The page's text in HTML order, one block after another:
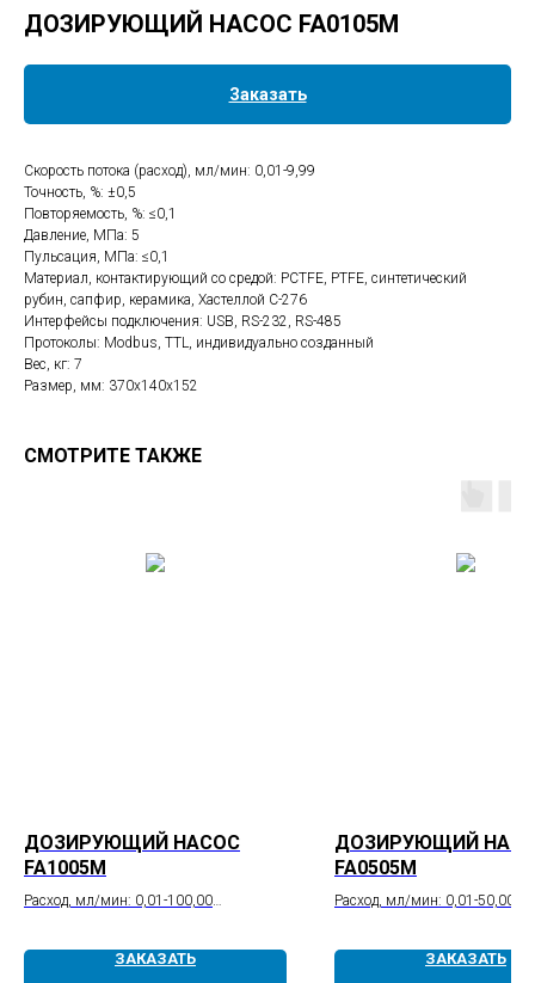
ДОЗИРУЮЩИЙ НАСОС FA0105M
Заказать
Скорость потока (расход), мл/мин: 0,01-9,99
Точность, %: ±0,5
Повторяемость, %: ≤0,1
Давление, МПа: 5
Пульсация, МПа: ≤0,1
Материал, контактирующий со средой: PCTFE, PTFE, синтетический
рубин, сапфир, керамика, Хастеллой C-276
Интерфейсы подключения: USB, RS-232, RS-485
Протоколы: Modbus, TTL, индивидуально созданный
Вес, кг: 7
Размер, мм: 370х140х152
СМОТРИТЕ ТАКЖЕ
ДОЗИРУЮЩИЙ НАСОС
FA1005M
Расход, мл/мин: 0,01-100,00
Давление, МПа: 5ЗАКАЗАТЬ
ДОЗИРУЮЩИЙ
FA0505M
Расход, мл/мин: 0,01-50,00
Давление, МПа: 5ЗАКАЗАТЬ